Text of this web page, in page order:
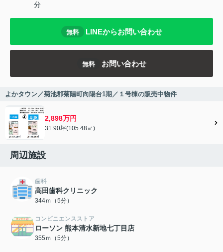
分
無料 LINEからお問い合わせ
無料 お問い合わせ
よかタウン／菊池郡菊陽町向陽台1期／１号棟の販売中物件
2,898万円
31.90坪(105.48㎡)
周辺施設
歯科
高田歯科クリニック
344ｍ（5分）
コンビニエンスストア
ローソン 熊本清水新地七丁目店
355ｍ（5分）